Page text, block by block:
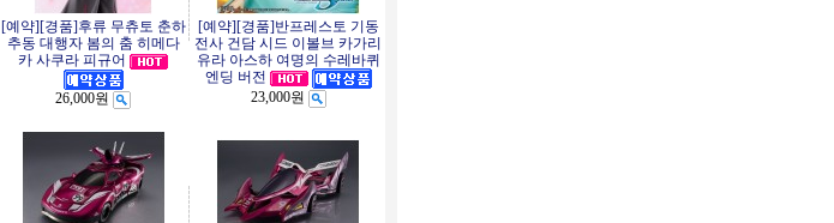
[예약][경품]후류 무츄토 춘하
추동 대행자 봄의 춤 히메다
카 사쿠라 피규어
26,000원
[예약][경품]반프레스토 기동
전사 건담 시드 이볼브 카가리
유라 아스하 여명의 수레바퀴
엔딩 버전
23,000원